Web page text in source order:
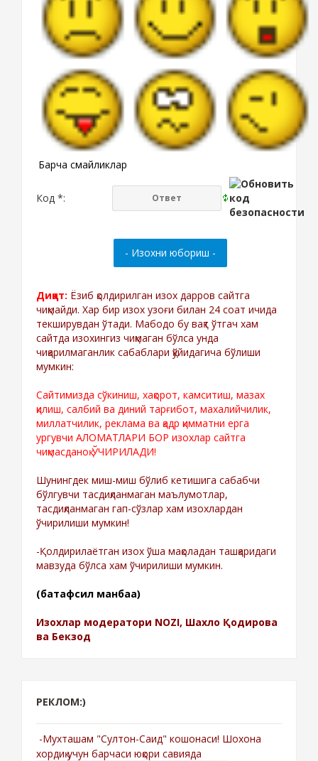
Барча смайликлар
Код *:
Диққат: Ёзиб қолдирилган изох дарров сайтга
чиқмайди. Хар бир изох узоғи билан 24 соат ичида
текширувдан ўтади. Мабодо бу вақт ўтгач хам
сайтда изохингиз чиқмаган бўлса унда
чиқарилмаганлик сабаблари қўйидагича бўлиши
мумкин:
Сайтимизда сўкиниш, хақорот, камситиш, мазах
қилиш, салбий ва диний тарғибот, махалийчилик,
миллатчилик, реклама ва қадр қимматни ерга
ургувчи АЛОМАТЛАРИ БОР изохлар сайтга
чиқмасданоқ ЎЧИРИЛАДИ!
Шунингдек миш-миш бўлиб кетишига сабабчи
бўлгувчи тасдиқланмаган маълумотлар,
тасдиқланмаган гап-сўзлар хам изохлардан
ўчирилиши мумкин!
-Қолдирилаётган изох ўша мақоладан ташқаридаги
мавзуда бўлса хам ўчирилиши мумкин.
(батафсил манбаа)
Изохлар модератори NOZI, Шахло Қодирова
ва Бекзод
РЕКЛОМ:)
-Мухташам "Султон-Саид" кошонаси! Шохона
хордиқ учун барчаси юқори савияда